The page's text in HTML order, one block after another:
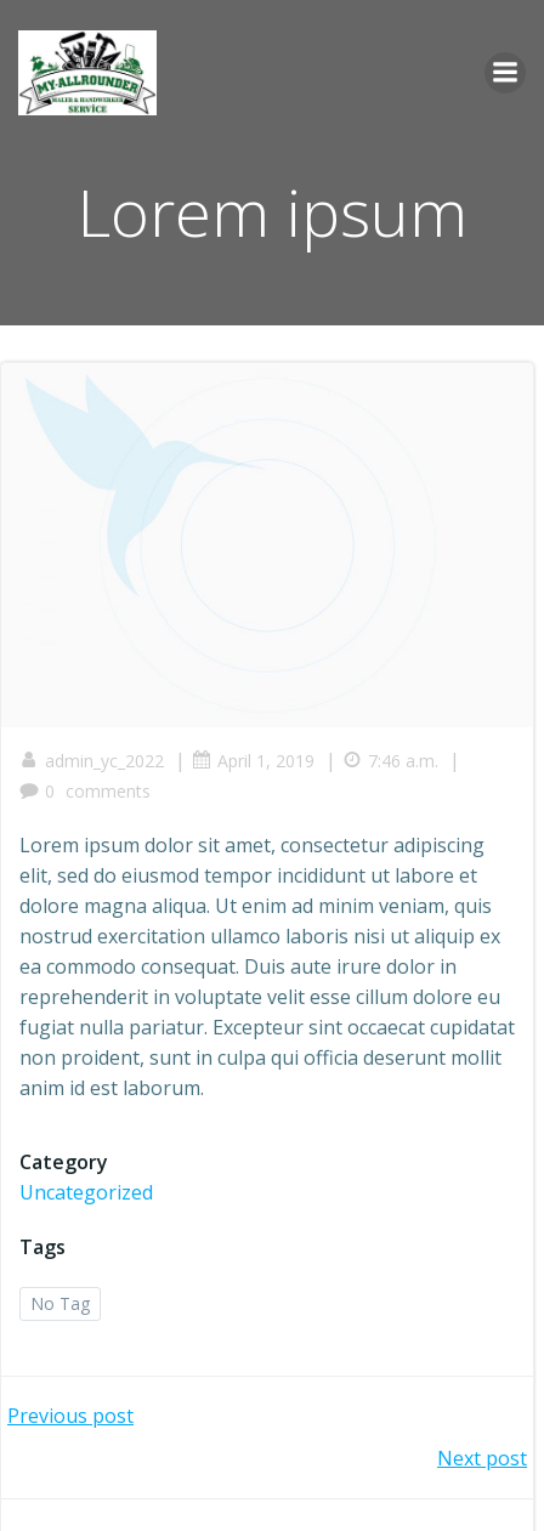
Lorem ipsum
admin_yc_2022 | April 1, 2019 | 7:46 a.m. |
0 comments
Lorem ipsum dolor sit amet, consectetur adipiscing
elit, sed do eiusmod tempor incididunt ut labore et
dolore magna aliqua. Ut enim ad minim veniam, quis
nostrud exercitation ullamco laboris nisi ut aliquip ex
ea commodo consequat. Duis aute irure dolor in
reprehenderit in voluptate velit esse cillum dolore eu
fugiat nulla pariatur. Excepteur sint occaecat cupidatat
non proident, sunt in culpa qui officia deserunt mollit
anim id est laborum.
Category
Uncategorized
Tags
No Tag
Post
Previous post
Next post